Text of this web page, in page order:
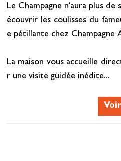
Le Champagne n'aura plus
écouvrir les coulisses du
e pétillante chez Champagne
La maison vous accueille
r une visite guidée inédite...
Voir